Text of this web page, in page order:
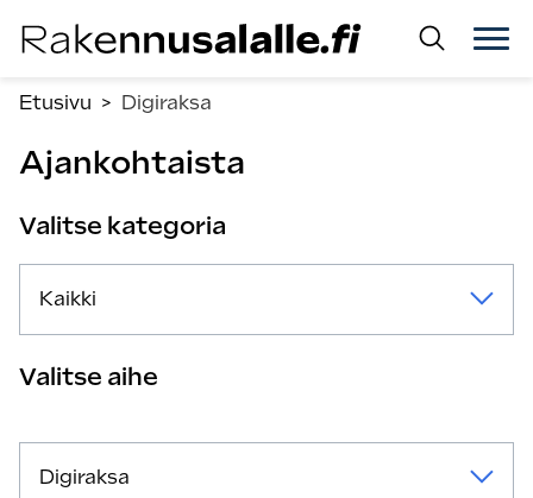
suoraan
sisältöön.
Etusivu > Digiraksa
Ajankohtaista
Valitse kategoria
Kaikki
Valitse aihe
Digiraksa